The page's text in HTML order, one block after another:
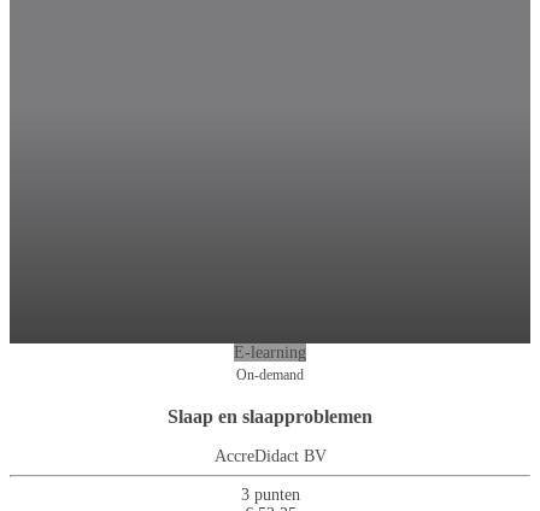
E-learning
On-demand
Slaap en slaapproblemen
AccreDidact BV
3 punten